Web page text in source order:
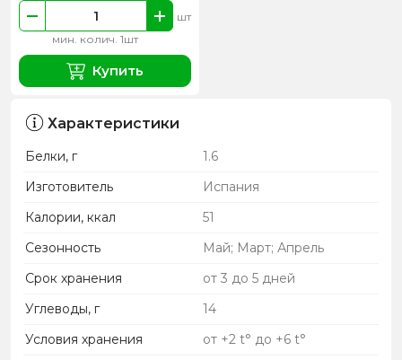
мин. колич. 1шт
шт
Купить
Характеристики
Белки, г
1.6
Изготовитель
Испания
Калории, ккал
51
Сезонность
Май; Март; Апрель
Срок хранения
от 3 до 5 дней
Углеводы, г
14
Условия хранения
от +2 t° до +6 t°